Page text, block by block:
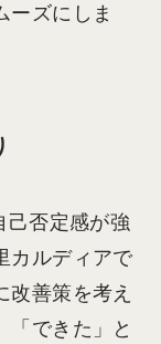
ーズにしま
己否定感が強
カルディアで
改善策を考え
「できた」と